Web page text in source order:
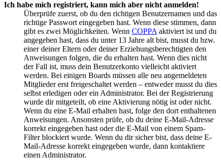
Ich habe mich registriert, kann mich aber nicht anmelden!
Überprüfe zuerst, ob du den richtigen Benutzernamen und das
richtige Passwort eingegeben hast. Wenn diese stimmen, dann
gibt es zwei Möglichkeiten. Wenn COPPA aktiviert ist und du
angegeben hast, dass du unter 13 Jahre alt bist, musst du bzw.
einer deiner Eltern oder deiner Erziehungsberechtigten den
Anweisungen folgen, die du erhalten hast. Wenn dies nicht
der Fall ist, muss dein Benutzerkonto vielleicht aktiviert
werden. Bei einigen Boards müssen alle neu angemeldeten
Mitglieder erst freigeschaltet werden – entweder musst du dies
selbst erledigen oder ein Administrator. Bei der Registrierung
wurde dir mitgeteilt, ob eine Aktivierung nötig ist oder nicht.
Wenn du eine E-Mail erhalten hast, folge den dort enthaltenen
Anweisungen. Ansonsten prüfe, ob du deine E-Mail-Adresse
korrekt eingegeben hast oder die E-Mail von einem Spam-
Filter blockiert wurde. Wenn du dir sicher bist, dass deine E-
Mail-Adresse korrekt eingegeben wurde, dann kontaktiere
einen Administrator.